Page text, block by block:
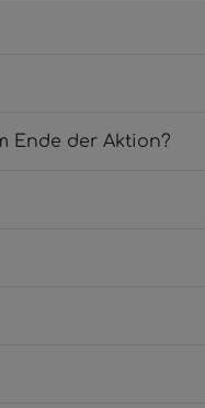
Was ist der Aktionskalender, wozu ist er gut und was passiert am Ende der Aktion?